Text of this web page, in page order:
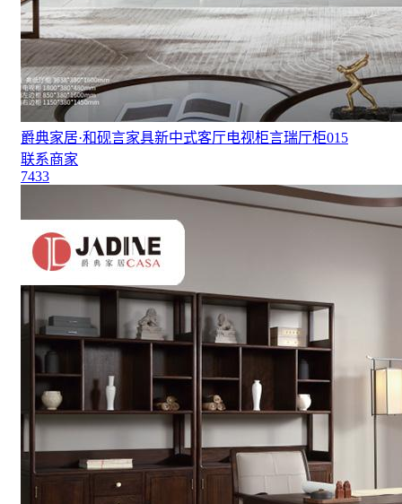
爵典家居·和砚言家具新中式客厅电视柜言瑞厅柜015
联系商家
7433